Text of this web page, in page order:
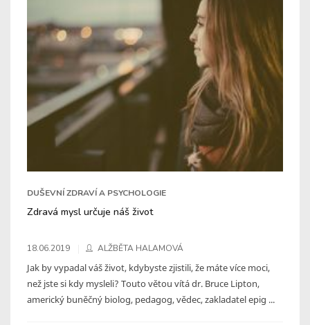
DUŠEVNÍ ZDRAVÍ A PSYCHOLOGIE
Zdravá mysl určuje náš život
18.06.2019 ALŽBĚTA HALAMOVÁ
Jak by vypadal váš život, kdybyste zjistili, že máte více moci,
než jste si kdy mysleli? Touto větou vítá dr. Bruce Lipton,
americký buněčný biolog, pedagog, vědec, zakladatel epig ...